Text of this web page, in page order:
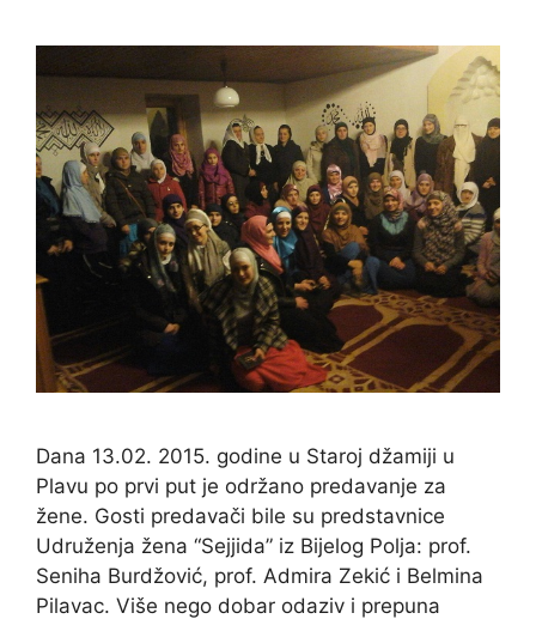
Dana 13.02. 2015. godine u Staroj džamiji u
Plavu po prvi put je održano predavanje za
žene. Gosti predavači bile su predstavnice
Udruženja žena “Sejjida” iz Bijelog Polja: prof.
Seniha Burdžović, prof. Admira Zekić i Belmina
Pilavac. Više nego dobar odaziv i prepuna